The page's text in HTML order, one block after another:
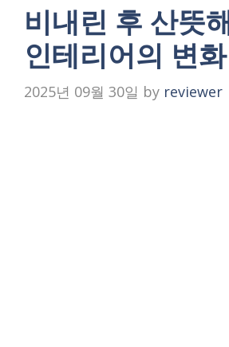
비내린 후 산뜻
인테리어의 변화
2025년 09월 30일 by reviewer